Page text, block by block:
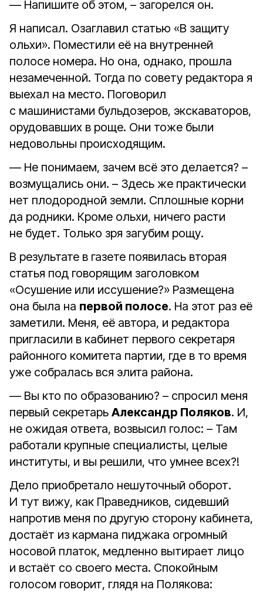
— Напишите об этом, – загорелся он.
Я написал. Озаглавил статью «В защиту
ольхи». Поместили её на внутренней
полосе номера. Но она, однако, прошла
незамеченной. Тогда по совету редактора я
выехал на место. Поговорил
с машинистами бульдозеров, экскаваторов,
орудовавших в роще. Они тоже были
недовольны происходящим.
— Не понимаем, зачем всё это делается? –
возмущались они. – Здесь же практически
нет плодородной земли. Сплошные корни
да родники. Кроме ольхи, ничего расти
не будет. Только зря загубим рощу.
В результате в газете появилась вторая
статья под говорящим заголовком
«Осушение или иссушение?» Размещена
она была на первой полосе. На этот раз её
заметили. Меня, её автора, и редактора
пригласили в кабинет первого секретаря
районного комитета партии, где в то время
уже собралась вся элита района.
— Вы кто по образованию? – спросил меня
первый секретарь Александр Поляков. И,
не ожидая ответа, возвысил голос: – Там
работали крупные специалисты, целые
институты, и вы решили, что умнее всех?!
Дело приобретало нешуточный оборот.
И тут вижу, как Праведников, сидевший
напротив меня по другую сторону кабинета,
достаёт из кармана пиджака огромный
носовой платок, медленно вытирает лицо
и встаёт со своего места. Спокойным
голосом говорит, глядя на Полякова: